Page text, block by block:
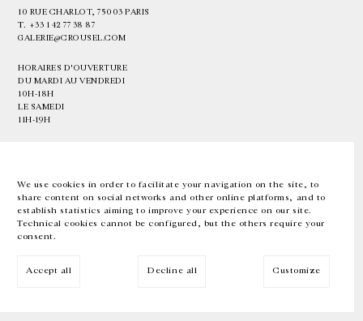
We use cookies in order to facilitate your navigation on the site, to
share content on social networks and other online platforms, and to
establish statistics aiming to improve your experience on our site.
Technical cookies cannot be configured, but the others require your
consent.
Accept all Decline all Customize
10 RUE CHARLOT, 75003 PARIS
T. +33 1 42 77 38 87
GALERIE@CROUSEL.COM
HORAIRES D'OUVERTURE
DU MARDI AU VENDREDI
10H-18H
LE SAMEDI
11H-19H
EN FR 中文 Facebook Instagram
Inscrivez-vous à notre newsletter